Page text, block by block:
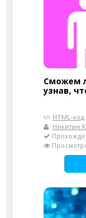
Сможем
узнав,
HTML-код
Никитин